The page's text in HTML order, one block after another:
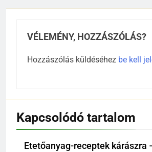
VÉLEMÉNY, HOZZÁSZÓLÁS?
Hozzászólás küldéséhez be kell
Kapcsolódó tartalom
Etetőanyag-receptek kárászra